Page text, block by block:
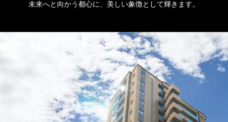
未来へと向かう都心に、美しい象徴として輝きます。